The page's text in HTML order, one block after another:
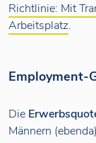
Richtlinie: Mit
Arbeitsplatz.
Employment-
Die
Männern